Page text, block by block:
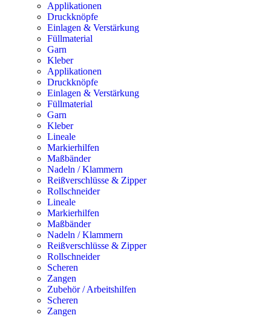
Applikationen
Druckknöpfe
Einlagen & Verstärkung
Füllmaterial
Garn
Kleber
Applikationen
Druckknöpfe
Einlagen & Verstärkung
Füllmaterial
Garn
Kleber
Lineale
Markierhilfen
Maßbänder
Nadeln / Klammern
Reißverschlüsse & Zipper
Rollschneider
Lineale
Markierhilfen
Maßbänder
Nadeln / Klammern
Reißverschlüsse & Zipper
Rollschneider
Scheren
Zangen
Zubehör / Arbeitshilfen
Scheren
Zangen